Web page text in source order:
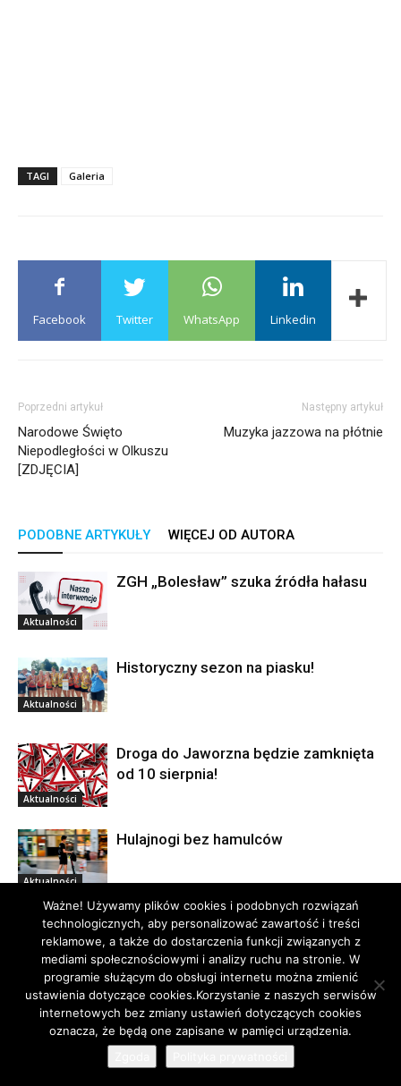
TAGI Galeria
Facebook Twitter WhatsApp Linkedin
Poprzedni artykuł
Narodowe Święto
Niepodległości w Olkuszu
[ZDJĘCIA]
Następny artykuł
Muzyka jazzowa na płótnie
PODOBNE ARTYKUŁY WIĘCEJ OD AUTORA
Aktualności
ZGH „Bolesław” szuka źródła hałasu
Aktualności
Historyczny sezon na piasku!
Aktualności
Droga do Jaworzna będzie zamknięta
od 10 sierpnia!
Aktualności
Hulajnogi bez hamulców
Aktualności
Rzymscy gladiatorzy na zamku w
Rabsztynie
Olkuski rynek w bańkach! Glutaminian
Sodu porwał mieszkańców do zabawy
Ważne! Używamy plików cookies i podobnych rozwiązań
technologicznych, aby personalizować zawartość i treści
reklamowe, a także do dostarczenia funkcji związanych z
mediami społecznościowymi i analizy ruchu na stronie. W
programie służącym do obsługi internetu można zmienić
ustawienia dotyczące cookies.Korzystanie z naszych serwisów
internetowych bez zmiany ustawień dotyczących cookies
oznacza, że będą one zapisane w pamięci urządzenia.